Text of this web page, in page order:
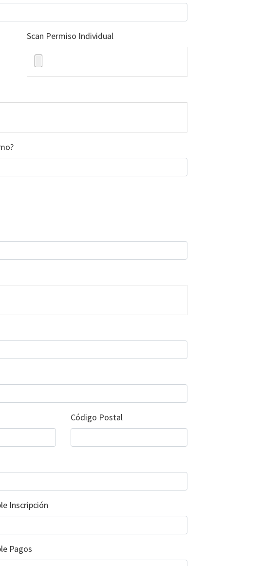
Scan Permiso Individual
Código Postal
Inscripción
Pagos